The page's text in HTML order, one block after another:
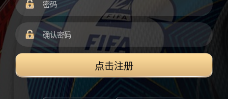
点击注册